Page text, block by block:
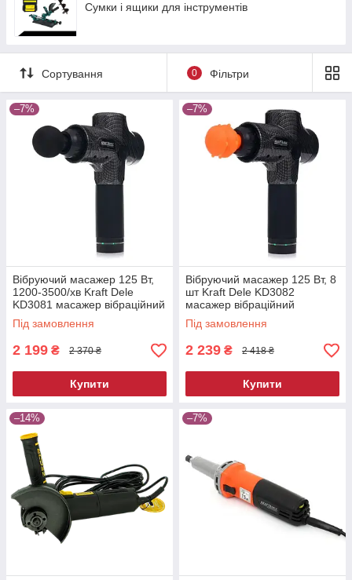
Сумки і ящики для інструментів
Сортування 0 Фільтри
–7%
Вібруючий масажер 125 Вт,
1200-3500/хв Kraft Dele
KD3081 масажер вібраційний
Під замовлення
2 199 ₴ 2 370 ₴
Купити
–7%
Вібруючий масажер 125 Вт, 8
шт Kraft Dele KD3082
масажер вібраційний
Під замовлення
2 239 ₴ 2 418 ₴
Купити
–14% –7%